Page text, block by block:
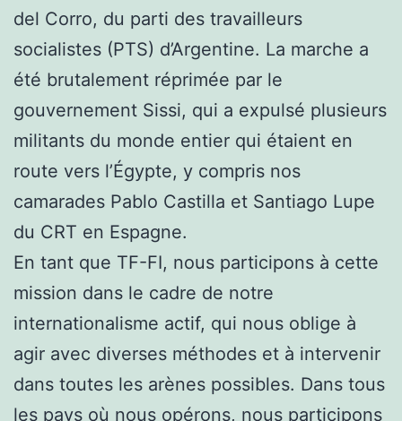
del Corro, du parti des travailleurs
socialistes (PTS) d’Argentine. La marche a
été brutalement réprimée par le
gouvernement Sissi, qui a expulsé plusieurs
militants du monde entier qui étaient en
route vers l’Égypte, y compris nos
camarades Pablo Castilla et Santiago Lupe
du CRT en Espagne.
En tant que TF-FI, nous participons à cette
mission dans le cadre de notre
internationalisme actif, qui nous oblige à
agir avec diverses méthodes et à intervenir
dans toutes les arènes possibles. Dans tous
les pays où nous opérons, nous participons